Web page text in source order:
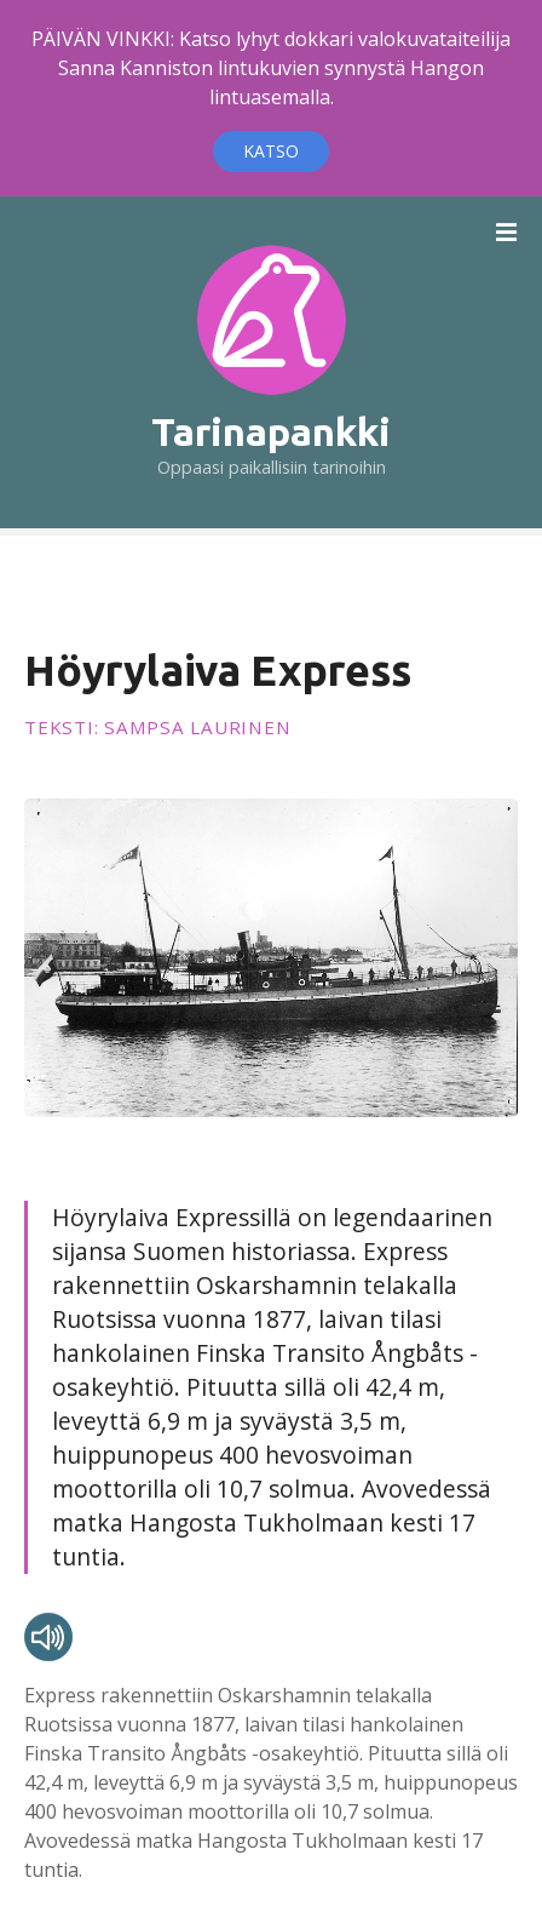
PÄIVÄN VINKKI: Katso lyhyt dokkari valokuvataiteilija
Sanna Kanniston lintukuvien synnystä Hangon
lintuasemalla.
KATSO
t
Tarinapankki
Oppaasi paikallisiin tarinoihin
Höyrylaiva Express
TEKSTI: SAMPSA LAURINEN
Höyrylaiva Expressillä on legendaarinen
sijansa Suomen historiassa. Express
rakennettiin Oskarshamnin telakalla
Ruotsissa vuonna 1877, laivan tilasi
hankolainen Finska Transito Ångbåts -
osakeyhtiö. Pituutta sillä oli 42,4 m,
leveyttä 6,9 m ja syväystä 3,5 m,
huippunopeus 400 hevosvoiman
moottorilla oli 10,7 solmua. Avovedessä
matka Hangosta Tukholmaan kesti 17
tuntia.
Express rakennettiin Oskarshamnin telakalla
Ruotsissa vuonna 1877, laivan tilasi hankolainen
Finska Transito Ångbåts -osakeyhtiö. Pituutta sillä oli
42,4 m, leveyttä 6,9 m ja syväystä 3,5 m, huippunopeus
400 hevosvoiman moottorilla oli 10,7 solmua.
Avovedessä matka Hangosta Tukholmaan kesti 17
tuntia.